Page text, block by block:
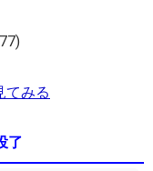
てみる
了